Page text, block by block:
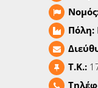
Πόλη:
T.K.: